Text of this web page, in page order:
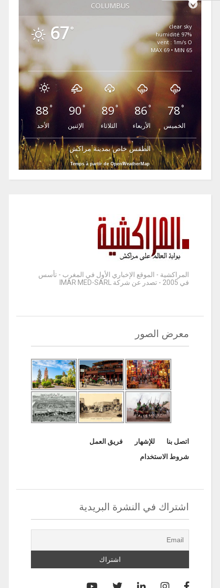
COLUMBUS
67 °
clear sky
97% humidité
vent : 1m/s O
MAX 69 • MIN 65
88°
الأحد
90°
الإثنين
89°
الثلاثاء
86°
الأربعاء
78°
الخميس
الطقس خاص بمدينة مراكش
Temps à partir de OpenWeatherMap
المراكشية - الموقع الإخباري الأول في المغرب - تأسس
في 2005 - تصدر عن شركة IMAR MED-SARL
معرض الصور
اتصل بنا للإشهار
فريق العمل
شروط الاستخدام
اشتراك في النشرة البريدية